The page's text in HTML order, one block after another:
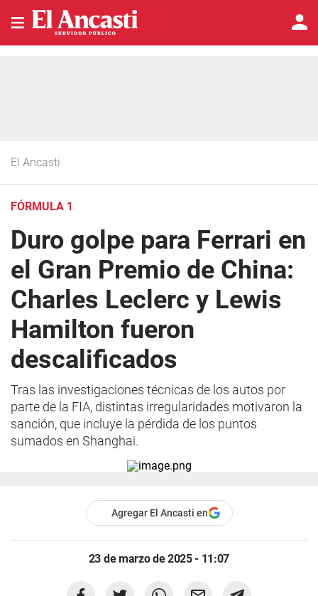
El Ancasti
FÓRMULA 1
Duro golpe para Ferrari en
el Gran Premio de China:
Charles Leclerc y Lewis
Hamilton fueron
descalificados
Tras las investigaciones técnicas de los autos por
parte de la FIA, distintas irregularidades motivaron la
sanción, que incluye la pérdida de los puntos
sumados en Shanghai.
Agregar El Ancasti en
23 de marzo de 2025 - 11:07